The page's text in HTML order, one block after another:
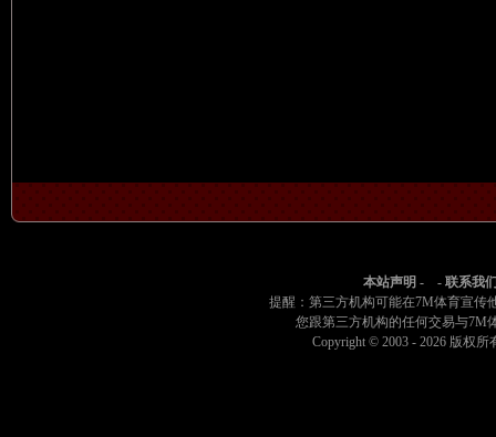
本站声明 - - 联系我
提醒：第三方机构可能在7M体育宣传
您跟第三方机构的任何交易与7M
Copyright © 2003 -2026 版权所